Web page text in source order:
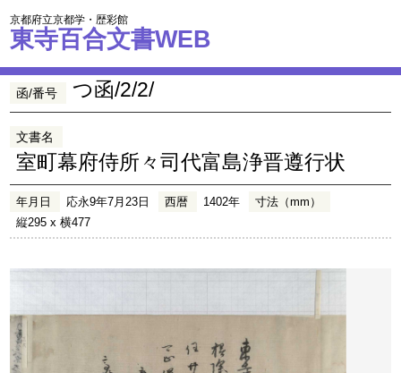
京都府立京都学・歴彩館
東寺百合文書WEB
函/番号 つ函/2/2/
文書名
室町幕府侍所々司代富島浄晋遵行状
年月日 応永9年7月23日 西暦 1402年
寸法（mm）
縦295 x 横477